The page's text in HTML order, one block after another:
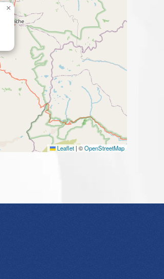
×
Leaflet | ©OpenStreetMap